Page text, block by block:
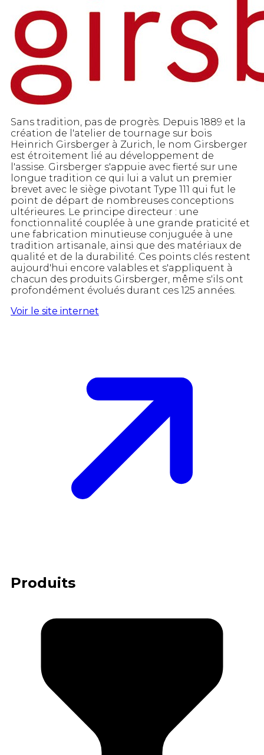
Sans tradition, pas de progrès. Depuis 1889 et la
création de l'atelier de tournage sur bois
Heinrich Girsberger à Zurich, le nom Girsberger
est étroitement lié au développement de
l'assise. Girsberger s'appuie avec fierté sur une
longue tradition ce qui lui a valut un premier
brevet avec le siège pivotant Type 111 qui fut le
point de départ de nombreuses conceptions
ultérieures. Le principe directeur : une
fonctionnalité couplée à une grande praticité et
une fabrication minutieuse conjuguée à une
tradition artisanale, ainsi que des matériaux de
qualité et de la durabilité. Ces points clés restent
aujourd'hui encore valables et s'appliquent à
chacun des produits Girsberger, même s'ils ont
profondément évolués durant ces 125 années.
Voir le site internet
Produits